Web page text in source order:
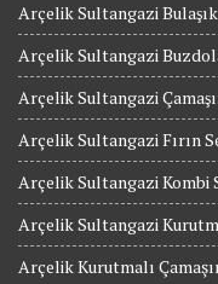
Arçelik Sultangazi
Arçelik Sultangazi
Arçelik Sultangazi
Arçelik Sultangazi Fırın
Arçelik Sultangazi Kombi
Arçelik Sultangazi
Arçelik Kurutmalı